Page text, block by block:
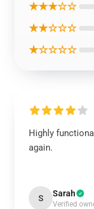
★★★☆☆
★★☆☆☆
★☆☆☆☆
Highly
again.
S Sarah
Verified